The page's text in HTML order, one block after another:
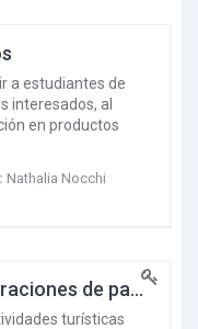
a estudiantes de
interesados, al
en productos
Nathalia Nocchi
Logística de Control en Operaciones de paquetes 5-V
turísticas